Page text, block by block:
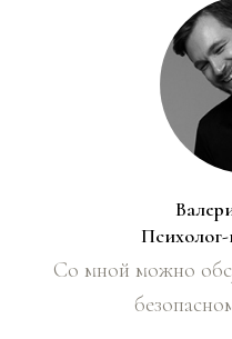
Со мной можно